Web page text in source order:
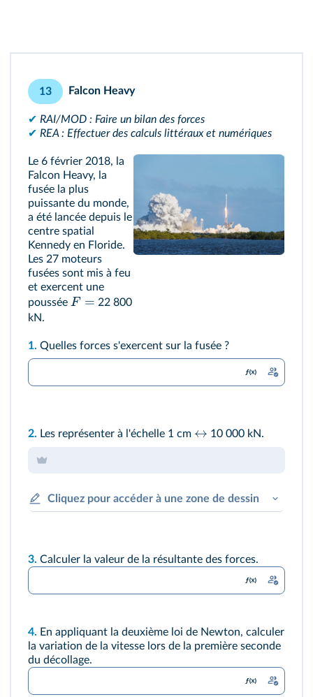
13 Falcon Heavy
✔ RAI/MOD : Faire un bilan des forces
✔ REA : Effectuer des calculs littéraux et numériques
Le 6 février 2018, la
Falcon Heavy, la
fusée la plus
puissante du monde,
a été lancée depuis le
centre spatial
Kennedy en Floride.
Les 27 moteurs
fusées sont mis à feu
et exercent une
poussée F = 22 800
kN.
1. Quelles forces s'exercent sur la fusée ?
2. Les représenter à l'échelle 1 cm ↔ 10 000 kN.
Cliquez pour accéder à une zone de dessin
3. Calculer la valeur de la résultante des forces.
4. En appliquant la deuxième loi de Newton, calculer
la variation de la vitesse lors de la première seconde
du décollage.